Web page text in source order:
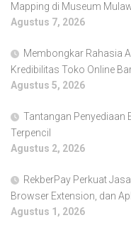
Mapping di Museum
Agustus 7, 2026
Membongkar Rahasia
Kredibilitas Toko Online
Agustus 5, 2026
Tantangan Penyediaan
Terpencil
Agustus 2, 2026
RekberPay Perkuat
Browser Extension, dan
Agustus 1, 2026